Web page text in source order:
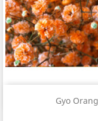
Gyo
Vista